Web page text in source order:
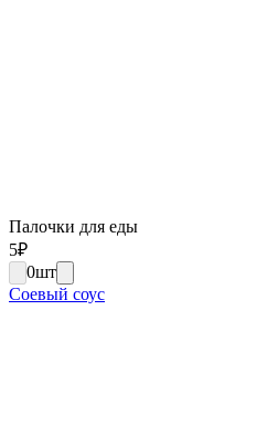
Палочки для еды
5₽
0шт
Соевый соус